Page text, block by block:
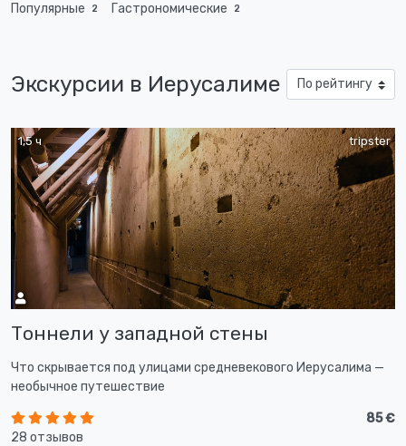
Популярные 2 Гастрономические 2
Экскурсии в Иерусалиме
tripster
1,5 ч
Тоннели у западной стены
Что скрывается под улицами средневекового Иерусалима —
необычное путешествие
28 отзывов
85 €